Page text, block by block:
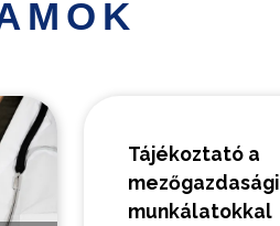
Tájékoztató a
mezőgazdasági
munkálatokkal